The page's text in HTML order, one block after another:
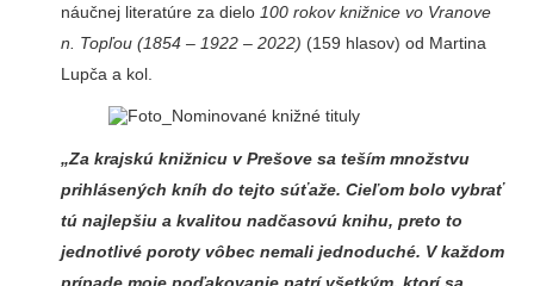
náučnej literatúre za dielo 100 rokov knižnice vo Vranove
n. Topľou (1854 – 1922 – 2022) (159 hlasov) od Martina
Lupča a kol.
„Za krajskú knižnicu v Prešove sa teším množstvu
prihlásených kníh do tejto súťaže. Cieľom bolo vybrať
tú najlepšiu a kvalitou nadčasovú knihu, preto to
jednotlivé poroty vôbec nemali jednoduché. V každom
prípade moje poďakovanie patrí všetkým, ktorí sa